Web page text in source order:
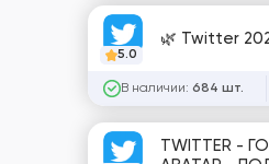
5.0
🌿 Twitter
В наличии: 684 шт.
TWITTER -